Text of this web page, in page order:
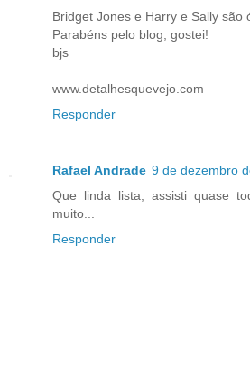
Bridget Jones e Harry e Sally são
Parabéns pelo blog, gostei!
bjs
www.detalhesquevejo.com
Responder
Rafael Andrade 9 de dezembro
Que linda lista, assisti quase
muito...
Responder